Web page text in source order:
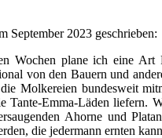
September 2023 geschrieben:
Wochen plane ich eine Art
von den Bauern und
Molkereien bundesweit
Tante-Emma-Läden liefern.
Ahorne und
die jedermann ernten